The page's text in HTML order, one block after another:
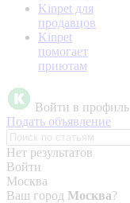
Kinpet для
продавцов
Kinpet
помогает
приютам
Войти в профиль
Подать объявление
Нет результатов
Войти
Москва
Ваш город Москва?